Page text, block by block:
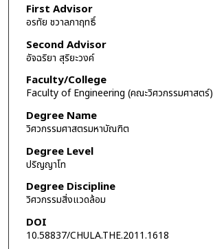
First Advisor
อรทัย ชวาลภาฤทธิ์
Second Advisor
อัจฉริยา สุริยะวงค์
Faculty/College
Faculty of Engineering (คณะวิศวกรรมศาสตร์)
Degree Name
วิศวกรรมศาสตรมหาบัณฑิต
Degree Level
ปริญญาโท
Degree Discipline
วิศวกรรมสิ่งแวดล้อม
DOI
10.58837/CHULA.THE.2011.1618